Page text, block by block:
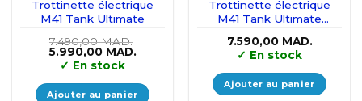
Trottinette électrique
M41 Tank Ultimate
7.490,00MAD.
Le
prix
initial
était :
7.490,00 MAD..
5.990,00 MAD.Le
est :
5.990,00 MAD..
✓ En stock
Ajouter au panier
Trottinette électrique
M41 Tank Ultimate
7.590,00 MAD.
✓ En stock
Ajouter au panier